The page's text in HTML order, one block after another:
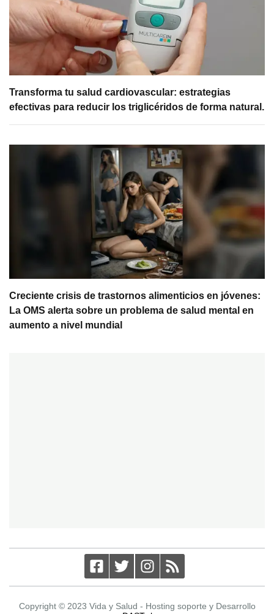
Transforma tu salud cardiovascular: estrategias
efectivas para reducir los triglicéridos de forma natural.
Creciente crisis de trastornos alimenticios en jóvenes:
La OMS alerta sobre un problema de salud mental en
aumento a nivel mundial
Copyright © 2023 Vida y Salud - Hosting soporte y Desarrollo